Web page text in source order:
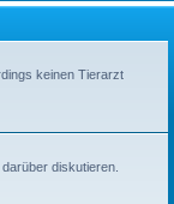
keinen Tierarzt
diskutieren.